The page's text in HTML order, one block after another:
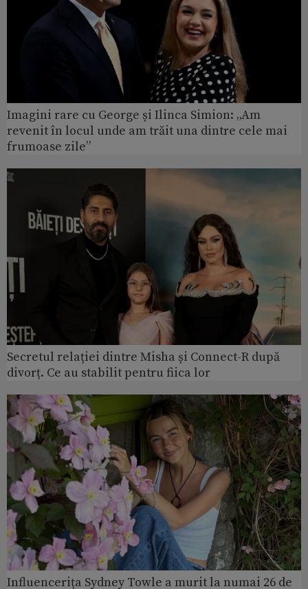
Imagini rare cu George și Ilinca Simion: „Am
revenit în locul unde am trăit una dintre cele mai
frumoase zile”
Secretul relației dintre Misha și Connect-R după
divorț. Ce au stabilit pentru fiica lor
Influencerița Sydney Towle a murit la numai 26 de